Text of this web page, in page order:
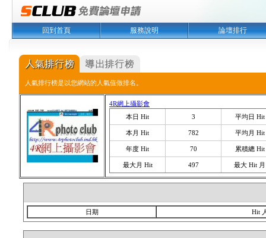
回到首頁 服務說明 論壇排行
人氣排行榜是以您網站的人氣值做排名。
4R網上攝影會
本日 Hit
3 平均日 Hit
本月 Hit 782 平均月 Hit
年度 Hit 70 累積總 Hit
最大月 Hit 497 最大 Hit 月
日期 Hit